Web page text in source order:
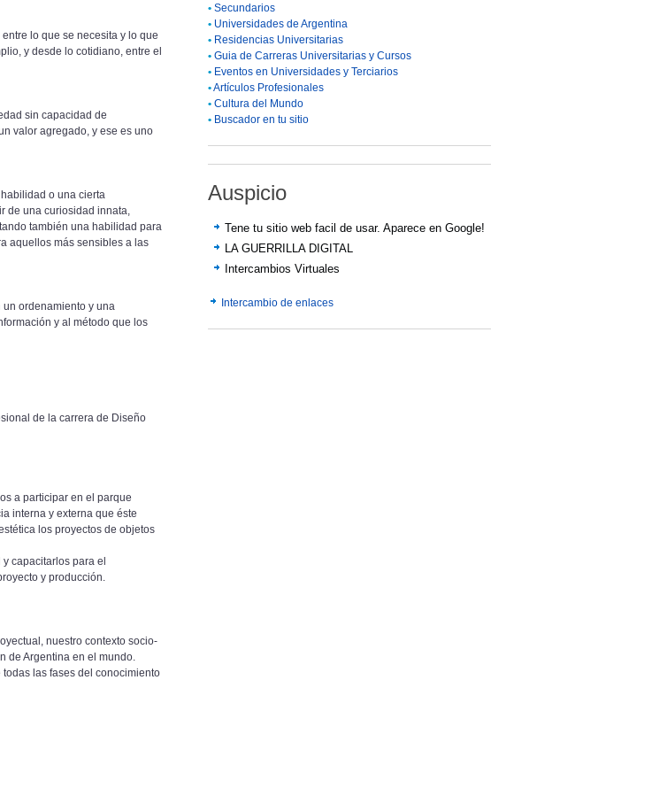
lo que se necesita y lo que
y desde lo cotidiano, entre el
sin capacidad de
valor agregado, y ese es uno
o una cierta
de una curiosidad innata,
también una habilidad para
aquellos más sensibles a las
ordenamiento y una
y al método que los
de la carrera de Diseño
a participar en el parque
interna y externa que éste
los proyectos de objetos
capacitarlos para el
y producción.
nuestro contexto socio-
de Argentina en el mundo.
las fases del conocimiento
• Secundarios
• Universidades de Argentina
• Residencias Universitarias
• Guia de Carreras Universitarias y Cursos
• Eventos en Universidades y Terciarios
•Artículos Profesionales
• Cultura del Mundo
• Buscador en tu sitio
Auspicio
Tene tu sitio web facil de usar. Aparece en Google!
LA GUERRILLA DIGITAL
Intercambios Virtuales
Intercambio de enlaces